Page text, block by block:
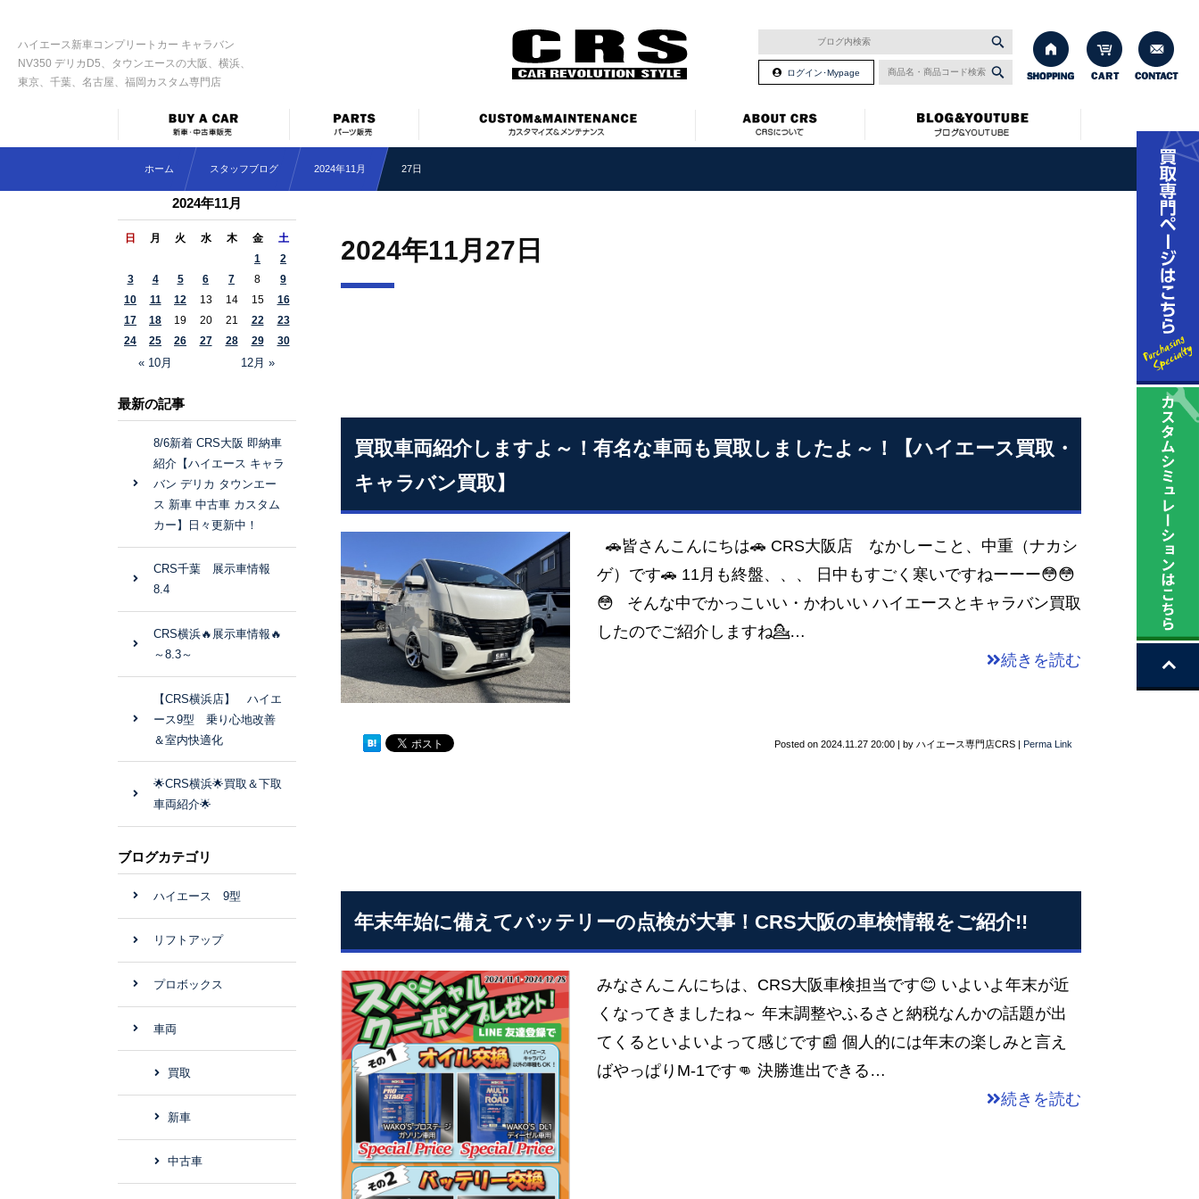
ハイエース新車コンプリートカー キャラバン
NV350 デリカD5、タウンエースの大阪、横浜、
東京、千葉、名古屋、福岡カスタム専門店
ログイン･Mypage
ホーム スタッフブログ 2024年11月 27日
2024年11月27日
買取車両紹介しますよ～！有名な車両も買取しましたよ～！【ハイエース買取・
キャラバン買取】
🚗皆さんこんにちは🚗 CRS大阪店 なかしーこと、中重（ナカシ
ゲ）です🚗 11月も終盤、、、 日中もすごく寒いですねーーー😳😳
😳 そんな中でかっこいい・かわいい ハイエースとキャラバン買取
したのでご紹介しますね💁…
続きを読む
Posted on 2024.11.27 20:00 | by ハイエース専門店CRS | Perma Link
年末年始に備えてバッテリーの点検が大事！CRS大阪の車検情報をご紹介!!
みなさんこんにちは、CRS大阪車検担当です😊 いよいよ年末が近
くなってきましたね～ 年末調整やふるさと納税なんかの話題が出
てくるといよいよって感じです📰 個人的には年末の楽しみと言え
ばやっぱりM-1です👊 決勝進出できる…
続きを読む
2024年11月
日 月 火 水 木 金 土
« 10月 12月 »
1
2
3
4 5 6 7 8
9
10
11 12 13 14 15
16
17
18 19 20 21 22
23
24
25 26 27 28 29 30
最新の記事
8/6新着 CRS大阪 即納車
紹介【ハイエース キャラ
バン デリカ タウンエー
ス 新車 中古車 カスタム
カー】日々更新中！
CRS千葉 展示車情報
8.4
CRS横浜🔥展示車情報🔥
～8.3～
【CRS横浜店】 ハイエ
ース9型 乗り心地改善
＆室内快適化
🌟CRS横浜🌟買取＆下取
車両紹介🌟
ブログカテゴリ
ハイエース 9型
リフトアップ
プロボックス
車両
買取
新車
中古車